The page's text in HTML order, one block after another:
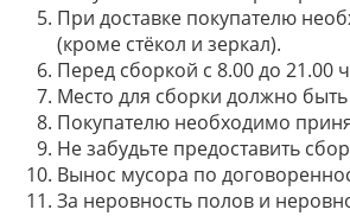
При доставке покупателю
(кроме стёкол и зеркал).
Перед сборкой с 8.00 до 21.00
Место для сборки должно
Покупателю необходимо
Не забудьте предоставить
Вынос мусора по
За неровность полов и